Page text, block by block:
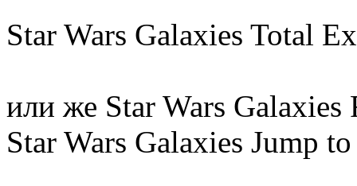
Star Wars Galaxies Total
или же Star Wars Galaxies
Star Wars Galaxies Jump